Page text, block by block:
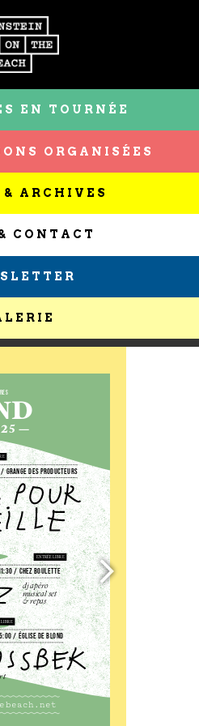
EN TOURNÉE
ORGANISÉES
ARCHIVES
CONTACT